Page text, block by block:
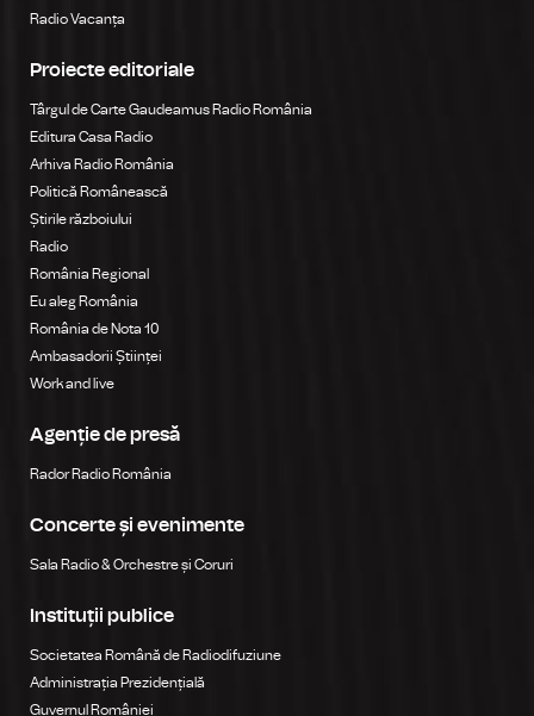
Radio Vacanța
Proiecte editoriale
Târgul de Carte Gaudeamus Radio România
Editura Casa Radio
Arhiva Radio România
Politică Românească
Știrile războiului
Radio
România Regional
Eu aleg România
România de Nota 10
Ambasadorii Științei
Work and live
Agenție de presă
Rador Radio România
Concerte și evenimente
Sala Radio & Orchestre și Coruri
Instituții publice
Societatea Română de Radiodifuziune
Administrația Prezidențială
Guvernul României